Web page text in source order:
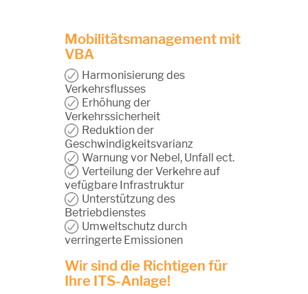
Mobilitätsmanagement mit
VBA
Harmonisierung des
Verkehrsflusses
Erhöhung der
Verkehrssicherheit
Reduktion der
Geschwindigkeitsvarianz
Warnung vor Nebel, Unfall ect.
Verteilung der Verkehre auf
vefügbare Infrastruktur
Unterstützung des
Betriebdienstes
Umweltschutz durch
verringerte Emissionen
Wir sind die Richtigen für
Ihre ITS-Anlage!